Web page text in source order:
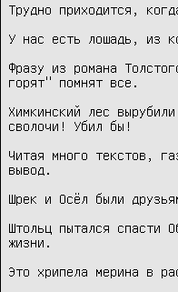
Трудно приходится,
У нас есть лошадь, из
Фразу из романа
горят" помнят все.
Химкинский лес
сволочи! Убил бы!
Читая много текстов,
вывод.
Шрек и Осёл были
Штольц пытался спасти
жизни.
Это хрипела мерина в